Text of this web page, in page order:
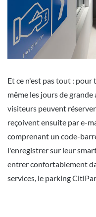
Et ce n'est pas tout :
même les jours de
visiteurs peuvent
reçoivent ensuite par e-
comprenant un code-
l'enregistrer sur leur
entrer confortablement
services, le parking